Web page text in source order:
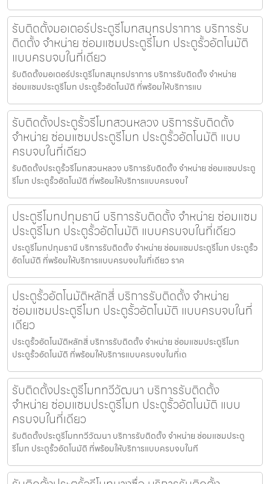
รับติดตั้งมอเตอร์ประตูรีโมทสมุทรปราการ บริการรับ
ติดตั้ง จำหน่าย ซ่อมแซมประตูรีโมท ประตูรั้วอัตโนมัติ
แบบครบจบในที่เดียว
รับติดตั้งมอเตอร์ประตูรีโมทสมุทรปราการ บริการรับติดตั้ง จำหน่าย
ซ่อมแซมประตูรีโมท ประตูรั้วอัตโนมัติ ที่พร้อมให้บริการแบ
รับติดตั้งประตูรั้วรีโมทสวนหลวง บริการรับติดตั้ง
จำหน่าย ซ่อมแซมประตูรีโมท ประตูรั้วอัตโนมัติ แบบ
ครบจบในที่เดียว
รับติดตั้งประตูรั้วรีโมทสวนหลวง บริการรับติดตั้ง จำหน่าย ซ่อมแซมประตู
รีโมท ประตูรั้วอัตโนมัติ ที่พร้อมให้บริการแบบครบจบใ
ประตูรีโมทปทุมธานี บริการรับติดตั้ง จำหน่าย ซ่อมแซม
ประตูรีโมท ประตูรั้วอัตโนมัติ แบบครบจบในที่เดียว
ประตูรีโมทปทุมธานี บริการรับติดตั้ง จำหน่าย ซ่อมแซมประตูรีโมท ประตูรั้ว
อัตโนมัติ ที่พร้อมให้บริการแบบครบจบในที่เดียว ราค
ประตูรั้วอัตโนมัติหลักสี่ บริการรับติดตั้ง จำหน่าย
ซ่อมแซมประตูรีโมท ประตูรั้วอัตโนมัติ แบบครบจบในที่
เดียว
ประตูรั้วอัตโนมัติหลักสี่ บริการรับติดตั้ง จำหน่าย ซ่อมแซมประตูรีโมท
ประตูรั้วอัตโนมัติ ที่พร้อมให้บริการแบบครบจบในที่เด
รับติดตั้งประตูรีโมททวีวัฒนา บริการรับติดตั้ง
จำหน่าย ซ่อมแซมประตูรีโมท ประตูรั้วอัตโนมัติ แบบ
ครบจบในที่เดียว
รับติดตั้งประตูรีโมททวีวัฒนา บริการรับติดตั้ง จำหน่าย ซ่อมแซมประตู
รีโมท ประตูรั้วอัตโนมัติ ที่พร้อมให้บริการแบบครบจบในที